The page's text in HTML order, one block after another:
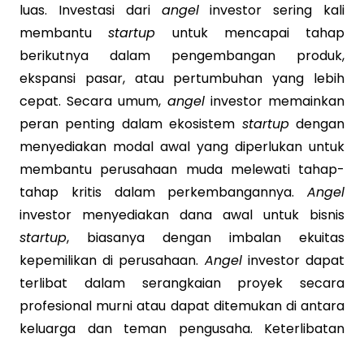
luas. Investasi dari angelinvestor sering kali
membantustartup untuk mencapai tahap
berikutnya dalam pengembangan produk,
ekspansi pasar, atau pertumbuhan yang lebih
cepat. Secara umum, angelinvestor memainkan
peran penting dalam ekosistem startupdengan
menyediakan modal awal yang diperlukan untuk
membantu perusahaan muda melewati tahap-
tahap kritis dalam perkembangannya. Angel
investor menyediakan dana awal untuk bisnis
startup, biasanya dengan imbalan ekuitas
kepemilikan di perusahaan. Angelinvestor dapat
terlibat dalam serangkaian proyek secara
profesional murni atau dapat ditemukan di antara
keluarga dan teman pengusaha. Keterlibatan